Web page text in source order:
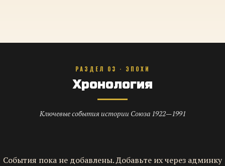
РАЗДЕЛ 03 · ЭПОХИ
Хронология
Ключевые события истории Союза 1922—1991
События пока не добавлены. Добавьте их через админку